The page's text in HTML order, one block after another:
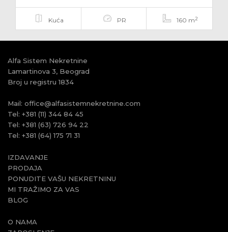
Kuća PR 160 m2
Alfa Sistem Nekretnine
Lamartinova 3, Beograd
Broj u registru 1834
Mail: office@alfasistemnekretnine.com
Tel: +381 (11) 344 84 45
Tel: +381 (63) 726 94 22
Tel: +381 (64) 175 71 31
IZDAVANJE
PRODAJA
PONUDITE VAŠU NEKRETNINU
MI TRAŽIMO ZA VAS
BLOG
O NAMA